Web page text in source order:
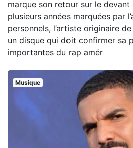
marque son retour sur le devant
plusieurs années marquées par
personnels, l’artiste originaire
un disque qui doit confirmer sa
importantes du rap amér
Musique